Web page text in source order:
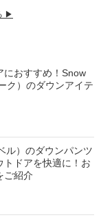
▶︎
におすすめ！Snow
ク）のダウンアイテ
ル）のダウンパンツ
トドアを快適に！お
ご紹介